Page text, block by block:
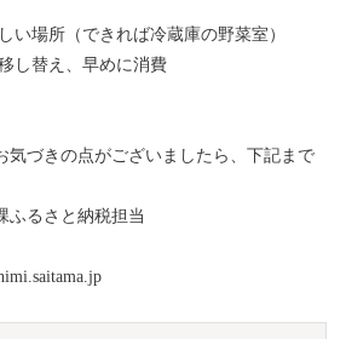
い場所（できれば冷蔵庫の野菜室）
し替え、早めに消費
気づきの点がございましたら、下記まで
ふるさと納税担当